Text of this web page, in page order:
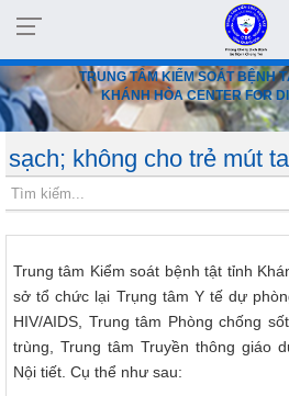
TRUNG TÂM KIỂM SOÁT BỆNH
KHÁNH HÒA CENTER FOR
cho trẻ mút
Trung tâm Kiểm soát bệnh tật tỉnh
sở tổ chức lại Trụng tâm Y tế dự
HIV/AIDS, Trung tâm Phòng chống
trùng, Trung tâm Truyền thông giáo
Nội tiết. Cụ thể như sau: